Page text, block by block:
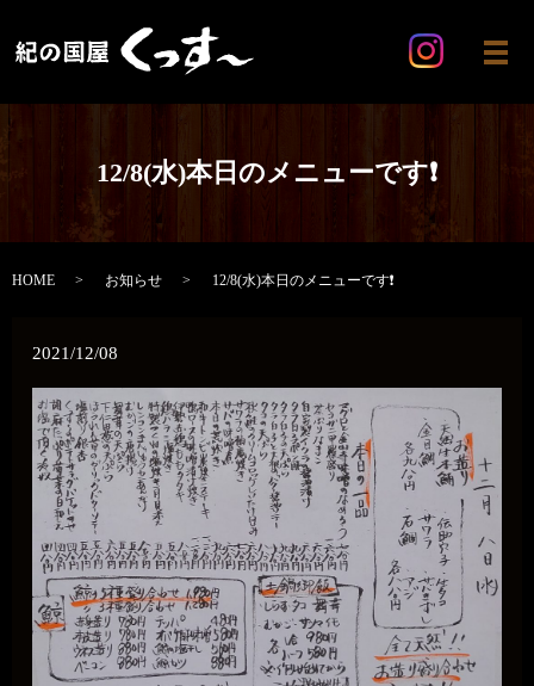
メ
12/8(水)本日のメニューです❗
HOME お知らせ 12/8(水)本日のメニューです❗
2021/12/08